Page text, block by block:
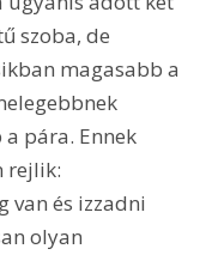
szoba, de
magasabb a
pára. Ennek
rejlik:
van és izzadni
olyan